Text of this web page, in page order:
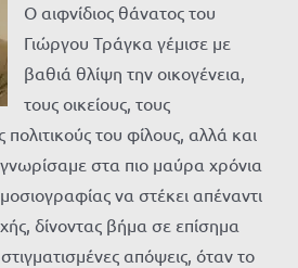
Ο αιφνίδιος θάνατος του
Γιώργου Τράγκα γέμισε με
βαθιά θλίψη την οικογένεια,
τους οικείους, τους
του φίλους, αλλά και
στα πιο μαύρα χρόνια
να στέκει απέναντι
δίνοντας βήμα σε επίσημα
απόψεις, όταν το